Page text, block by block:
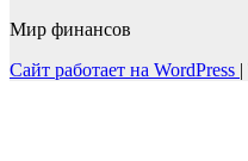
Мир финансов
Сайт работает на WordPress |